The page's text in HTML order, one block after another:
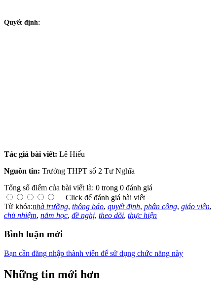
Quyết định:
Tác giả bài viết: Lê Hiếu
Nguồn tin: Trường THPT số 2 Tư Nghĩa
Tổng số điểm của bài viết là: 0 trong 0 đánh giá
Click để đánh giá bài viết
Từ khóa:nhà trường, thông báo, quyết định, phân công, giáo viên,
chủ nhiệm, năm học, đề nghị, theo dõi, thực hiện
Bình luận mới
Bạn cần đăng nhập thành viên để sử dụng chức năng này
Những tin mới hơn